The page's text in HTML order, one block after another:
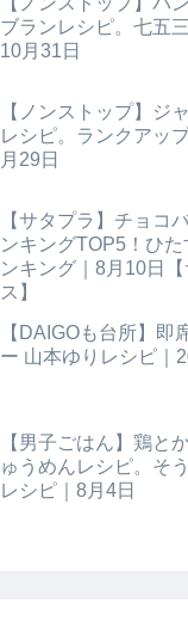
ブランレシピ。七五
10月31日
【ノンストップ】ジ
レシピ。ランクアッ
月29日
【サタプラ】チョコ
ンキングTOP5！ひ
ンキング｜8月10日
ス】
【DAIGOも台所】即
ー 山本ゆりレシピ｜
【男子ごはん】鶏と
ゅうめんレシピ。そ
レシピ｜8月4日